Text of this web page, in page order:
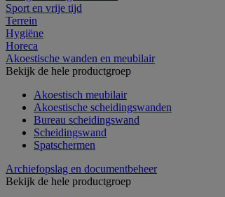
Sport en vrije tijd
Terrein
Hygiëne
Horeca
Akoestische wanden en meubilair
Bekijk de hele productgroep
Akoestisch meubilair
Akoestische scheidingswanden
Bureau scheidingswand
Scheidingswand
Spatschermen
Archiefopslag en documentbeheer
Bekijk de hele productgroep